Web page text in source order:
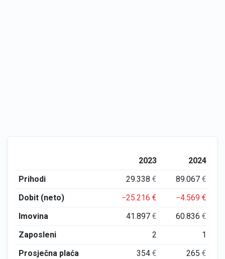
2023
2024
Prihodi
29.338€ 89.067€
Dobit (neto)
−25.216€ −4.569€
Imovina
41.897€ 60.836€
Zaposleni
2
1
Prosječna plaća
354€ 265€